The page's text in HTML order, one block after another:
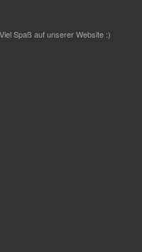
Spaß auf unserer Website :)